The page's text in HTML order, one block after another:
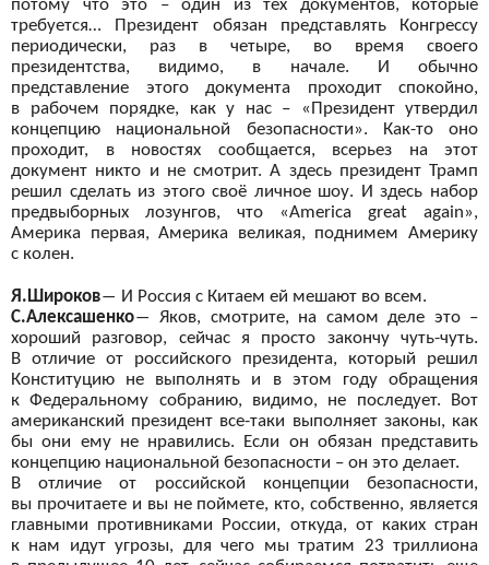
потому что это – один из
тех документов, которые
требуется… Президент обязан представлять Конгрессу
периодически, раз в
четыре, во
время своего
президентства, видимо, в
начале. И
обычно
представление этого документа проходит спокойно,
в
рабочем порядке, как у
нас – «Президент утвердил
концепцию национальной безопасности». Как-то оно
проходит, в
новостях сообщается, всерьез на
этот
документ никто и не смотрит. А здесь президент Трамп
решил сделать из этого своё личное шоу. И здесь набор
предвыборных лозунгов, что «America great again»,
Америка первая, Америка великая, поднимем Америку
с колен.
Я.Широков― И Россия с Китаем ей мешают во всем.
С.Алексашенко― Яков, смотрите, на самом деле это –
хороший разговор, сейчас я
просто закончу чуть-чуть.
В отличие от
российского президента, который решил
Конституцию не
выполнять и
в этом году обращения
к Федеральному собранию, видимо, не
последует. Вот
американский президент все-таки выполняет законы, как
бы они ему не нравились. Если он обязан представить
концепцию национальной безопасности – он это делает.
В
отличие от
российской концепции безопасности,
вы прочитаете и вы не поймете, кто, собственно, является
главными противниками России, откуда, от каких стран
к нам идут угрозы, для чего мы тратим 23 триллиона